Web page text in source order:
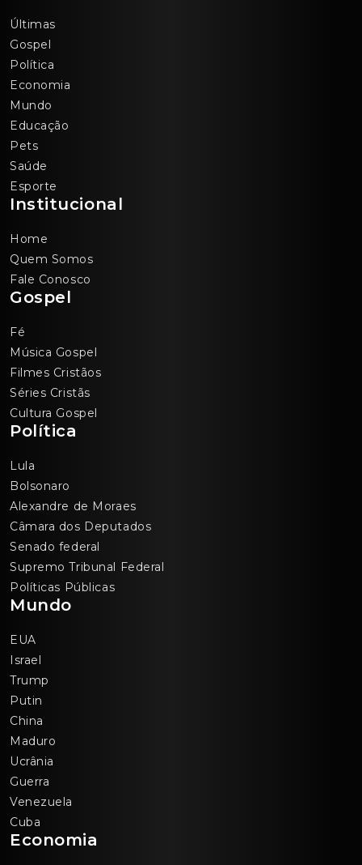
Últimas
Gospel
Política
Economia
Mundo
Educação
Pets
Saúde
Esporte
Institucional
Home
Quem Somos
Fale Conosco
Gospel
Fé
Música Gospel
Filmes Cristãos
Séries Cristãs
Cultura Gospel
Política
Lula
Bolsonaro
Alexandre de Moraes
Câmara dos Deputados
Senado federal
Supremo Tribunal Federal
Políticas Públicas
Mundo
EUA
Israel
Trump
Putin
China
Maduro
Ucrânia
Guerra
Venezuela
Cuba
Economia